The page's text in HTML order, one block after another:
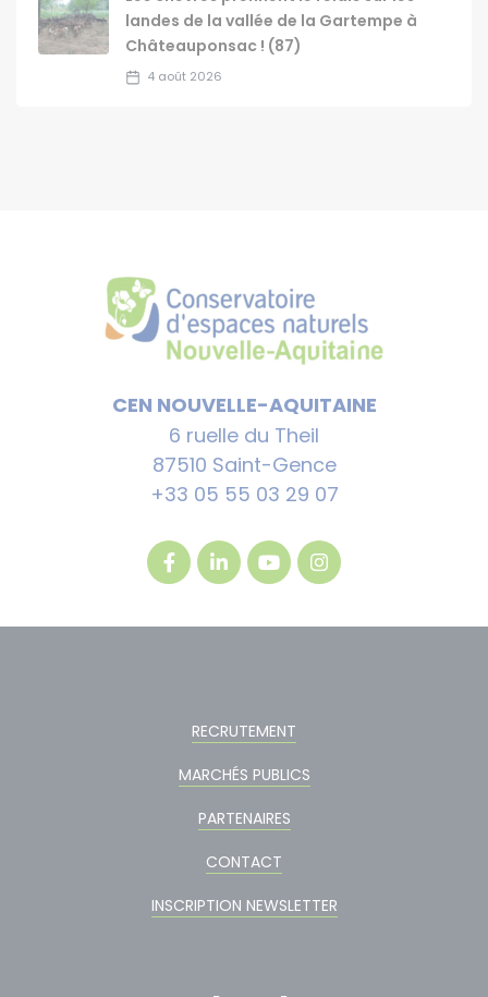
landes de la vallée de la Gartempe à
Châteauponsac ! (87)
4 août 2026
CEN NOUVELLE-AQUITAINE
6 ruelle du Theil
87510 Saint-Gence
+33 05 55 03 29 07
RECRUTEMENT
MARCHÉS PUBLICS
PARTENAIRES
CONTACT
INSCRIPTION NEWSLETTER